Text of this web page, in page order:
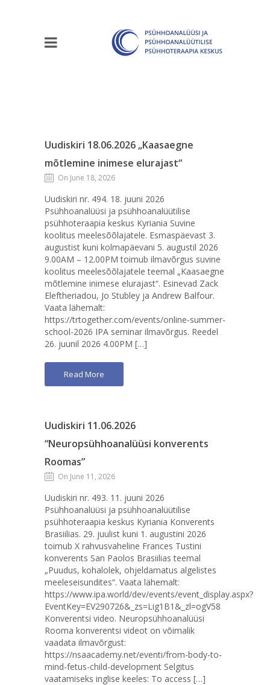
Uudiskiri 18.06.2026 „Kaasaegne
mõtlemine inimese elurajast“
On June 18, 2026
Uudiskiri nr. 494. 18. juuni 2026
Psühhoanalüüsi ja psühhoanalüütilise
psühhoteraapia keskus Kyriania Suvine
koolitus meelesõõlajatele. Esmaspäevast 3.
augustist kuni kolmapäevani 5. augustil 2026
9.00AM – 12.00PM toimub ilmavõrgus suvine
koolitus meelesõõlajatele teemal „Kaasaegne
mõtlemine inimese elurajast“. Esinevad Zack
Eleftheriadou, Jo Stubley ja Andrew Balfour.
Vaata lähemalt:
https://trtogether.com/events/online-summer-
school-2026 IPA seminar ilmavõrgus. Reedel
26. juunil 2026 4.00PM […]
Read More
Uudiskiri 11.06.2026
“Neuropsühhoanalüüsi konverents
Roomas”
On June 11, 2026
Uudiskiri nr. 493. 11. juuni 2026
Psühhoanalüüsi ja psühhoanalüütilise
psühhoteraapia keskus Kyriania Konverents
Brasiilias. 29. juulist kuni 1. augustini 2026
toimub X rahvusvaheline Frances Tustini
konverents San Paolos Brasiilias teemal
„Puudus, kohalolek, ohjeldamatus algelistes
meeleseisundites“. Vaata lähemalt:
https://www.ipa.world/dev/events/event_display.aspx?
EventKey=EV290726&_zs=Lig1B1&_zl=ogV58
Konverentsi video. Neuropsühhoanalüüsi
Rooma konverentsi videot on võimalik
vaadata ilmavõrgust:
https://nsaacademy.net/eventi/from-body-to-
mind-fetus-child-development Selgitus
vaatamiseks inglise keeles: To access […]